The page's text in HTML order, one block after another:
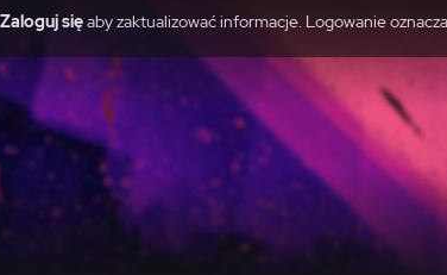
Zaloguj sięaby zaktualizować informacje. Logowanie